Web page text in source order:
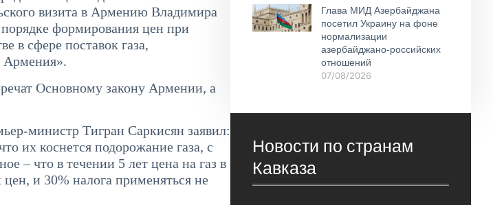
визита в Армению Владимира
формирования цен при
в сфере поставок газа,
Армения».
Основному закону Армении, а
министр Тигран Саркисян заявил:
их коснется подорожание газа, с
– что в течении 5 лет цена на газ в
и 30% налога применяться не
Глава МИД Азербайджана
посетил Украину на фоне
нормализации
азербайджано-российских
отношений
07/08/2026
Новости по странам
Кавказа